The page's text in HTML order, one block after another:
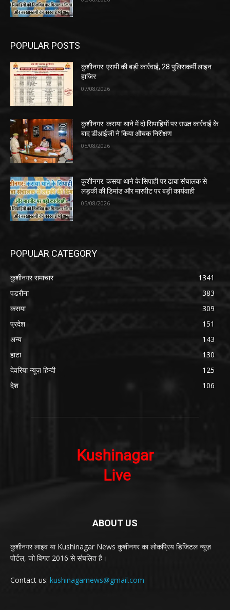
POPULAR POSTS
कुशीनगर: एसपी की बड़ी कार्रवाई, 28 पुलिसकर्मी लाइन
हाजिर
07/08/2026
कुशीनगर: कसया थाने में दो सिपाहियों पर सख्त कार्रवाई के
बाद डीआईजी ने किया औचक निरीक्षण
05/08/2026
कुशीनगर: कसया थाने के सिपाही पर ढाबा संचालक से
लड़की की डिमांड और मारपीट पर बड़ी कार्यवाही
05/08/2026
POPULAR CATEGORY
कुशीनगर समाचार
1341
पडरौना
383
कसया
309
प्रदेश
151
अन्य
143
हाटा
130
देवरिया न्यूज़ हिन्दी
125
देश
106
ABOUT US
कुशीनगर लाइव या Kushinagar News कुशीनगर का लोकप्रिय डिजिटल न्यूज़
पोर्टल, जो विगत 2016 से संचलित है।
Contact us: kushinagarnews@gmail.com